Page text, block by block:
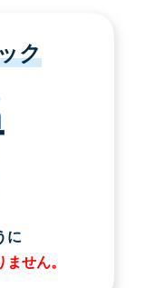
ク
に
せん。